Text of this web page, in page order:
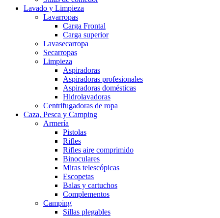
Lavado y Limpieza
Lavarropas
Carga Frontal
Carga superior
Lavasecarropa
Secarropas
Limpieza
Aspiradoras
Aspiradoras profesionales
Aspiradoras domésticas
Hidrolavadoras
Centrifugadoras de ropa
Caza, Pesca y Camping
Armería
Pistolas
Rifles
Rifles aire comprimido
Binoculares
Miras telescópicas
Escopetas
Balas y cartuchos
Complementos
Camping
Sillas plegables